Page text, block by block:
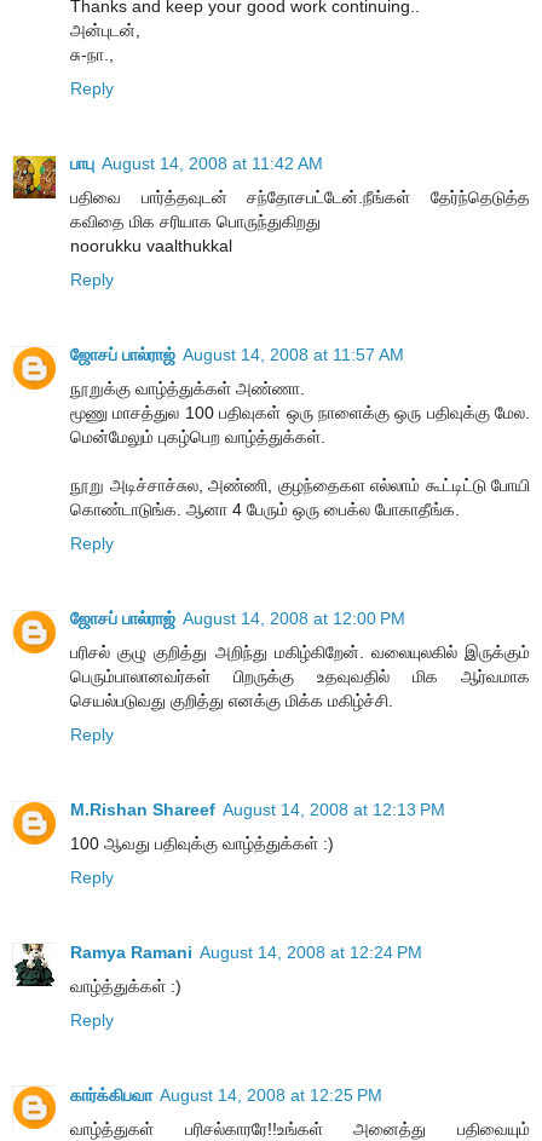
Thanks and keep your good work continuing..
அன்புடன்,
சு-நா.,
Reply
பாபு August 14, 2008 at 11:42 AM
பதிவை பார்த்தவுடன் சந்தோசபட்டேன்.நீங்கள் தேர்ந்தெடுத்த
கவிதை மிக சரியாக பொருந்துகிறது
noorukku vaalthukkal
Reply
ஜோசப் பால்ராஜ் August 14, 2008 at 11:57 AM
நூறுக்கு வாழ்த்துக்கள் அண்ணா.
மூணு மாசத்துல 100 பதிவுகள் ஒரு நாளைக்கு ஒரு பதிவுக்கு மேல.
மென்மேலும் புகழ்பெற வாழ்த்துக்கள்.
நூறு அடிச்சாச்சுல, அண்ணி, குழந்தைகள எல்லாம் கூட்டிட்டு போயி
கொண்டாடுங்க. ஆனா 4 பேரும் ஒரு பைக்ல போகாதீங்க.
Reply
ஜோசப் பால்ராஜ் August 14, 2008 at 12:00 PM
பரிசல் குழு குறித்து அறிந்து மகிழ்கிறேன். வலையுலகில் இருக்கும்
பெரும்பாலானவர்கள் பிறருக்கு உதவுவதில் மிக ஆர்வமாக
செயல்படுவது குறித்து எனக்கு மிக்க மகிழ்ச்சி.
Reply
M.Rishan Shareef August 14, 2008 at 12:13 PM
100 ஆவது பதிவுக்கு வாழ்த்துக்கள் :)
Reply
Ramya Ramani August 14, 2008 at 12:24 PM
வாழ்த்துக்கள் :)
Reply
கார்க்கிபவா August 14, 2008 at 12:25 PM
வாழ்த்துகள் பரிசல்காரரே!!உங்கள் அனைத்து பதிவையும்